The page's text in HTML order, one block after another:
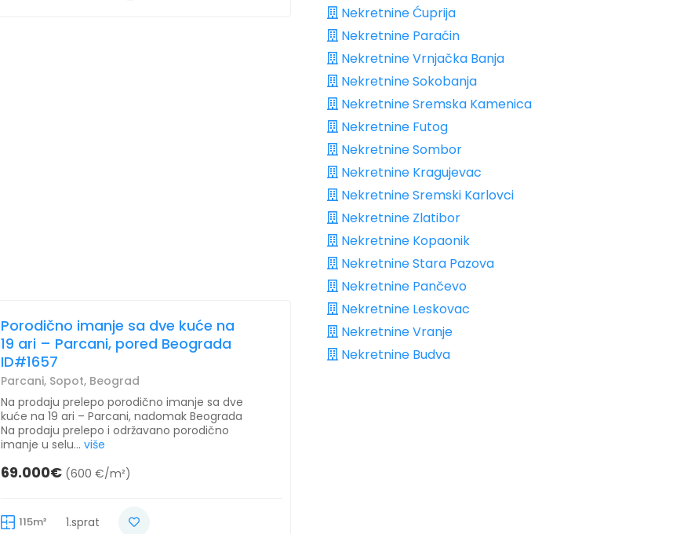
Porodično imanje sa dve kuće na
19 ari – Parcani, pored Beograda
ID#1657
Parcani, Sopot, Beograd
Na prodaju prelepo porodično imanje sa dve
kuće na 19 ari – Parcani, nadomak Beograda
Na prodaju prelepo i održavano porodično
imanje u selu... više
69.000€ (600 €/m²)
115m² 1.sprat
Nekretnine Ćuprija
Nekretnine Paraćin
Nekretnine Vrnjačka Banja
Nekretnine Sokobanja
Nekretnine Sremska Kamenica
Nekretnine Futog
Nekretnine Sombor
Nekretnine Kragujevac
Nekretnine Sremski Karlovci
Nekretnine Zlatibor
Nekretnine Kopaonik
Nekretnine Stara Pazova
Nekretnine Pančevo
Nekretnine Leskovac
Nekretnine Vranje
Nekretnine Budva